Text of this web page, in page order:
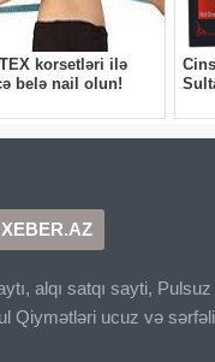
alqı satqı sayti,
Qiymətləri ucuz və